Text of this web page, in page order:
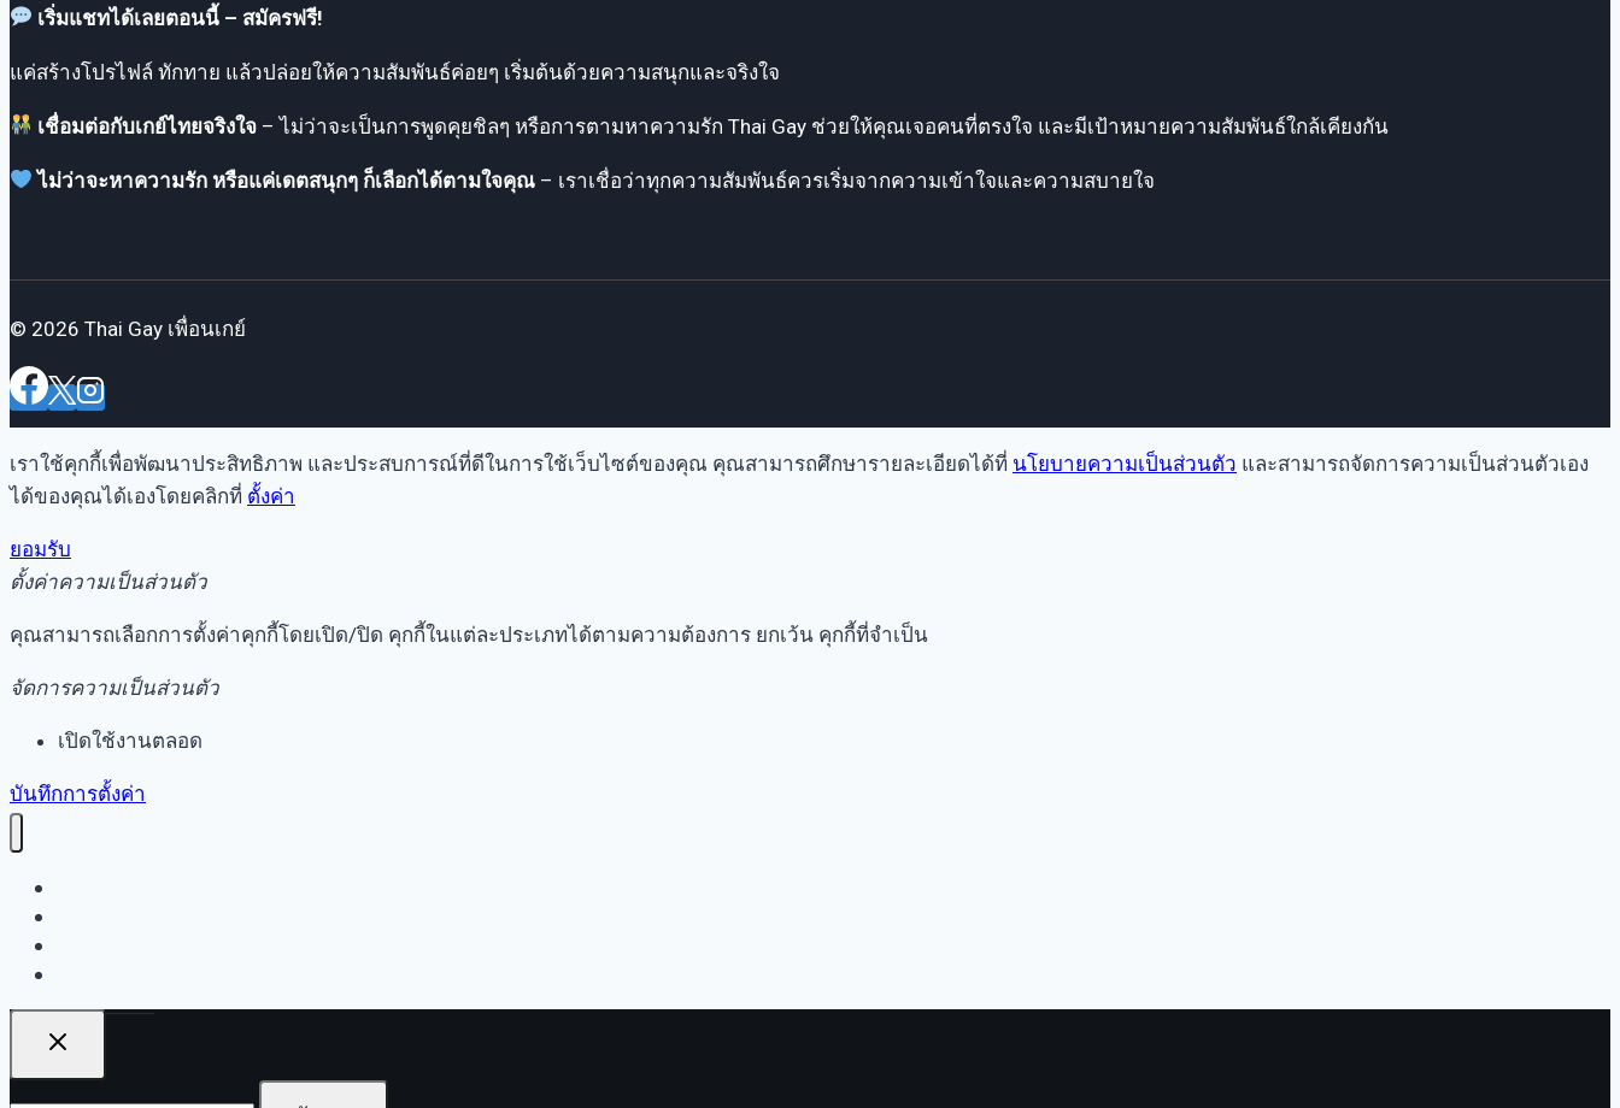
เริ่มแชทได้เลยตอนนี้ – สมัครฟรี!
แค่สร้างโปรไฟล์ ทักทาย แล้วปล่อยให้ความสัมพันธ์ค่อยๆ เริ่มต้นด้วยความสนุกและจริงใจ
เชื่อมต่อกับเกย์ไทยจริงใจ – ไม่ว่าจะเป็นการพูดคุยชิลๆ หรือการตามหาความรัก Thai Gay ช่วยให้คุณเจอคนที่ตรงใจ และมีเป้าหมายความสัมพันธ์ใกล้เคียงกัน
ไม่ว่าจะหาความรัก หรือแค่เดตสนุกๆ ก็เลือกได้ตามใจคุณ – เราเชื่อว่าทุกความสัมพันธ์ควรเริ่มจากความเข้าใจและความสบายใจ
© 2026 Thai Gay เพื่อนเกย์
เราใช้คุกกี้เพื่อพัฒนาประสิทธิภาพ และประสบการณ์ที่ดีในการใช้เว็บไซต์ของคุณ คุณสามารถศึกษารายละเอียดได้ที่ นโยบายความเป็นส่วนตัว และสามารถจัดการความเป็นส่วนตัวเอง
ได้ของคุณได้เองโดยคลิกที่ ตั้งค่า
ยอมรับ
ตั้งค่าความเป็นส่วนตัว
คุณสามารถเลือกการตั้งค่าคุกกี้โดยเปิด/ปิด คุกกี้ในแต่ละประเภทได้ตามความต้องการ ยกเว้น คุกกี้ที่จำเป็น
จัดการความเป็นส่วนตัว
เปิดใช้งานตลอด
บันทึกการตั้งค่า